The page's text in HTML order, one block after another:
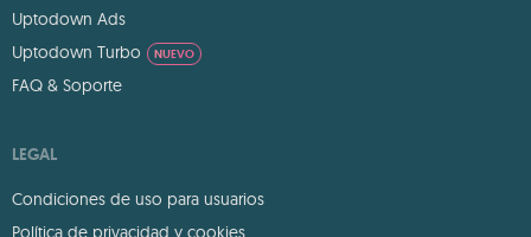
Uptodown Ads
Uptodown Turbo
NUEVO
FAQ & Soporte
LEGAL
Condiciones de uso para usuarios
Política de privacidad y cookies